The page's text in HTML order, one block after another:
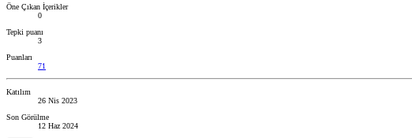
Öne Çıkan İçerikler
0
Tepki puanı
3
Puanları
71
Katılım
26 Nis 2023
Son Görülme
12 Haz 2024